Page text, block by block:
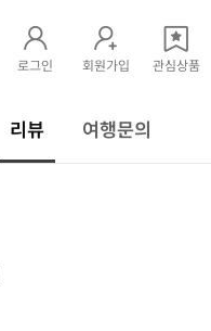
로그인 회원가입 관심상품
리뷰 여행문의